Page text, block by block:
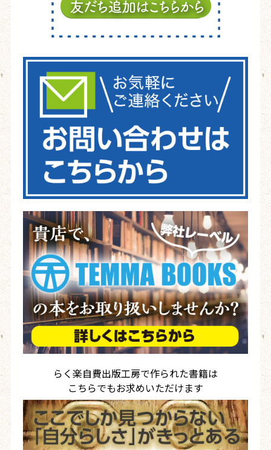
らく楽自費出版工房で作られた書籍は
こちらでもお求めいただけます